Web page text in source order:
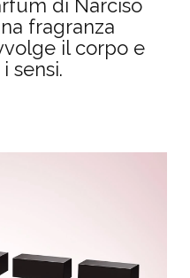
di Narciso
fragranza
il corpo e
sensi.